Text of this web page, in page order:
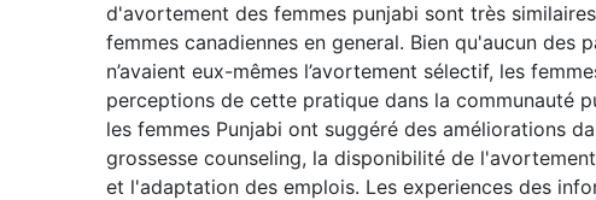
d'avortement des femmes punjabi sont très
femmes canadiennes en general. Bien qu'aucun des
n’avaient eux-mêmes l’avortement sélectif, les
perceptions de cette pratique dans la communauté
les femmes Punjabi ont suggéré des améliorations
grossesse counseling, la disponibilité de
et l'adaptation des emplois. Les experiences des